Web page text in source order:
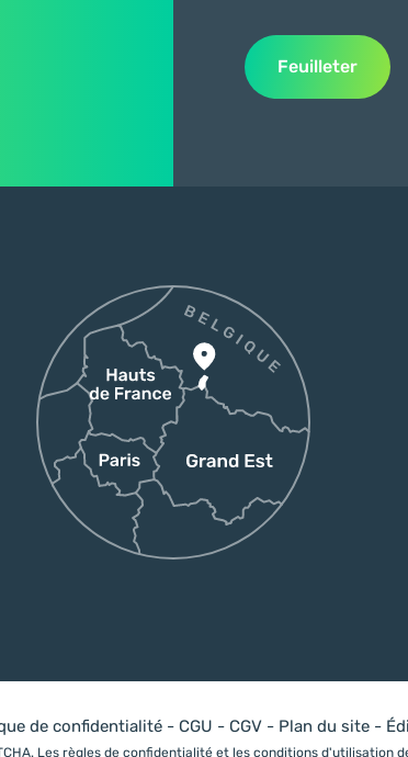
Feuilleter
de confidentialité - CGU - CGV - Plan du site -
Lesrègles de confidentialité et lesconditions d'utilisation